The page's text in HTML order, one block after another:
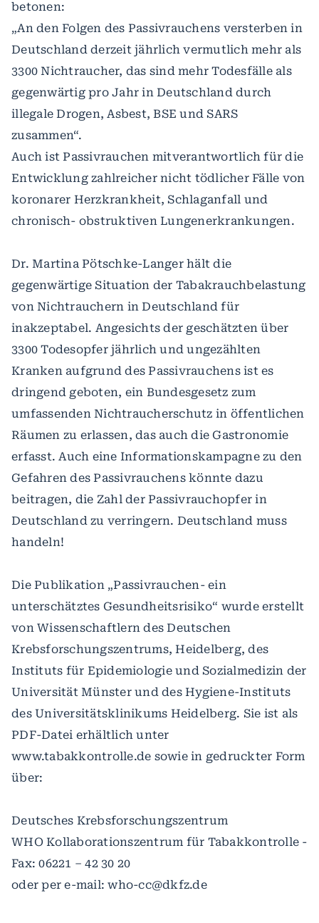
betonen:
„An den Folgen des Passivrauchens versterben in
Deutschland derzeit jährlich vermutlich mehr als
3300 Nichtraucher, das sind mehr Todesfälle als
gegenwärtig pro Jahr in Deutschland durch
illegale Drogen, Asbest, BSE und SARS
zusammen“.
Auch ist Passivrauchen mitverantwortlich für die
Entwicklung zahlreicher nicht tödlicher Fälle von
koronarer Herzkrankheit, Schlaganfall und
chronisch- obstruktiven Lungenerkrankungen.
Dr. Martina Pötschke-Langer hält die
gegenwärtige Situation der Tabakrauchbelastung
von Nichtrauchern in Deutschland für
inakzeptabel. Angesichts der geschätzten über
3300 Todesopfer jährlich und ungezählten
Kranken aufgrund des Passivrauchens ist es
dringend geboten, ein Bundesgesetz zum
umfassenden Nichtraucherschutz in öffentlichen
Räumen zu erlassen, das auch die Gastronomie
erfasst. Auch eine Informationskampagne zu den
Gefahren des Passivrauchens könnte dazu
beitragen, die Zahl der Passivrauchopfer in
Deutschland zu verringern. Deutschland muss
handeln!
Die Publikation „Passivrauchen- ein
unterschätztes Gesundheitsrisiko“ wurde erstellt
von Wissenschaftlern des Deutschen
Krebsforschungszentrums, Heidelberg, des
Instituts für Epidemiologie und Sozialmedizin der
Universität Münster und des Hygiene-Instituts
des Universitätsklinikums Heidelberg. Sie ist als
PDF-Datei erhältlich unter
www.tabakkontrolle.de sowie in gedruckter Form
über:
Deutsches Krebsforschungszentrum
WHO Kollaborationszentrum für Tabakkontrolle -
Fax: 06221 – 42 30 20
oder per e-mail: who-cc@dkfz.de